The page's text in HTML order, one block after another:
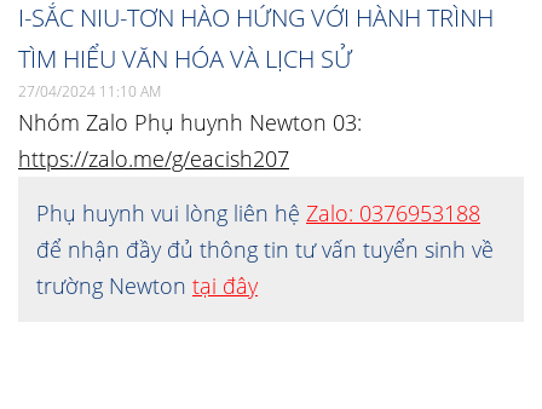
I-SẮC NIU-TƠN HÀO HỨNG VỚI HÀNH TRÌNH
TÌM HIỂU VĂN HÓA VÀ LỊCH SỬ
27/04/2024 11:10 AM
Nhóm Zalo Phụ huynh Newton 03:
https://zalo.me/g/eacish207
Phụ huynh vui lòng liên hệ Zalo: 0376953188
để nhận đầy đủ thông tin tư vấn tuyển sinh về
trường Newton tại đây